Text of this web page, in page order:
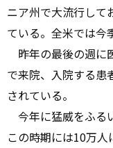
ニア州で大流行して
ている。全米では今
昨年の最後の週に
で来院、入院する患
されている。
今年に猛威をふる
この時期には10万